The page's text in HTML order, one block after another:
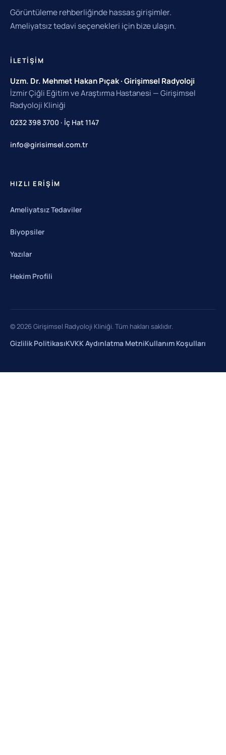
Görüntüleme rehberliğinde hassas girişimler.
Ameliyatsız tedavi seçenekleri için bize ulaşın.
İLETIŞIM
Uzm. Dr. Mehmet Hakan Pıçak · Girişimsel Radyoloji
İzmir Çiğli Eğitim ve Araştırma Hastanesi — Girişimsel
Radyoloji Kliniği
0232 398 3700 · İç Hat 1147
info@girisimsel.com.tr
HIZLI ERIŞIM
Ameliyatsız Tedaviler
Biyopsiler
Yazılar
Hekim Profili
© 2026 Girişimsel Radyoloji Kliniği. Tüm hakları saklıdır.
Gizlilik PolitikasıKVKK Aydınlatma MetniKullanım Koşulları